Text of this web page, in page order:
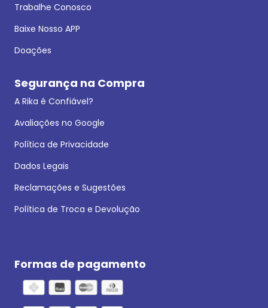
Trabalhe Conosco
Baixe Nosso APP
Doações
Segurança na Compra
A Rika é Confiável?
Avaliações no Google
Política de Privacidade
Dados Legais
Reclamações e Sugestões
Política de Troca e Devolução
Formas de pagamento